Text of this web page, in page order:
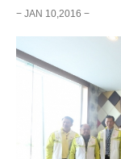
− JAN 10,2016 −